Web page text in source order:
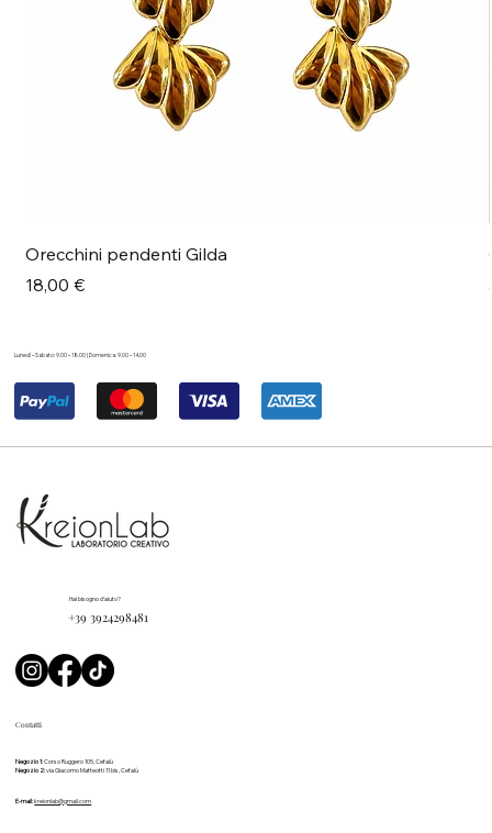
Orecchini pendenti Gilda
Prezzo
18,00 €
Contatti
Negozio 1:Corso Ruggero 105, Cefalù
Negozio 2:via Giacomo Matteotti 11 bis, Cefalù
E-mail: kreionlab@gmail.com
Hai bisogno d'aiuto?
+39 3924298481
Lunedì – Sabato: 9.00 – 18.00 | Domenica: 9.00 – 14.00